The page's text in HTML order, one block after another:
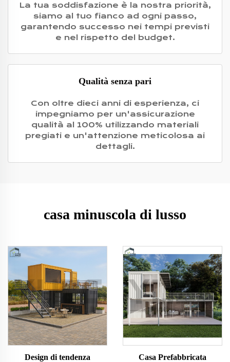
La tua soddisfazione è la nostra priorità,
siamo al tuo fianco ad ogni passo,
garantendo successo nei tempi previsti
e nel rispetto del budget.
Qualità senza pari
Con oltre dieci anni di esperienza, ci
impegniamo per un'assicurazione
qualità al 100% utilizzando materiali
pregiati e un'attenzione meticolosa ai
dettagli.
casa minuscola di lusso
Design di tendenza Casa Prefabbricata